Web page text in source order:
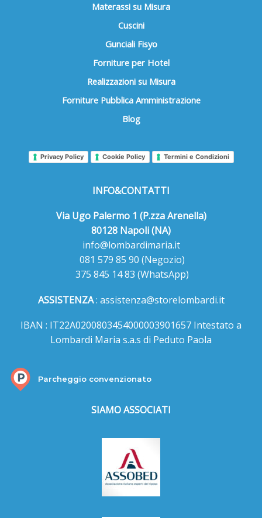
Materassi su Misura
Cuscini
Gunciali Fisyo
Forniture per Hotel
Realizzazioni su Misura
Forniture Pubblica Amministrazione
Blog
Privacy Policy Cookie Policy Termini e Condizioni
INFO&CONTATTI
Via Ugo Palermo 1 (P.zza Arenella)
80128 Napoli (NA)
info@lombardimaria.it
081 579 85 90 (Negozio)
375 845 14 83 (WhatsApp)
ASSISTENZA: assistenza@storelombardi.it
IBAN : IT22A0200803454000003901657 Intestato a
Lombardi Maria s.a.s di Peduto Paola
Parcheggio convenzionato
SIAMO ASSOCIATI